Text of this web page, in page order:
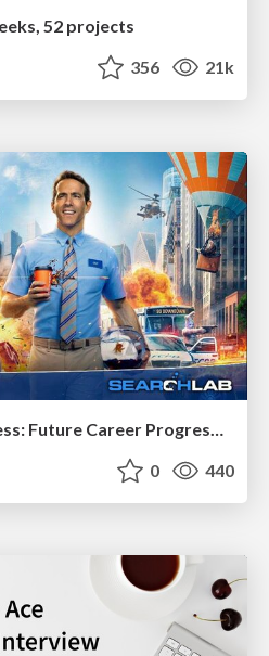
52 projects
356 21k
The Mindset for Success: Future Career Progression
0 440